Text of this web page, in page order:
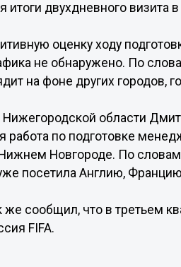
итоги двухдневного визита
оценку ходу
не обнаружено. По
на фоне других городов,
Нижегородской области
работа по подготовке
Новгороде. По словам
посетила Англию,
же сообщил, что в третьем
FIFA.